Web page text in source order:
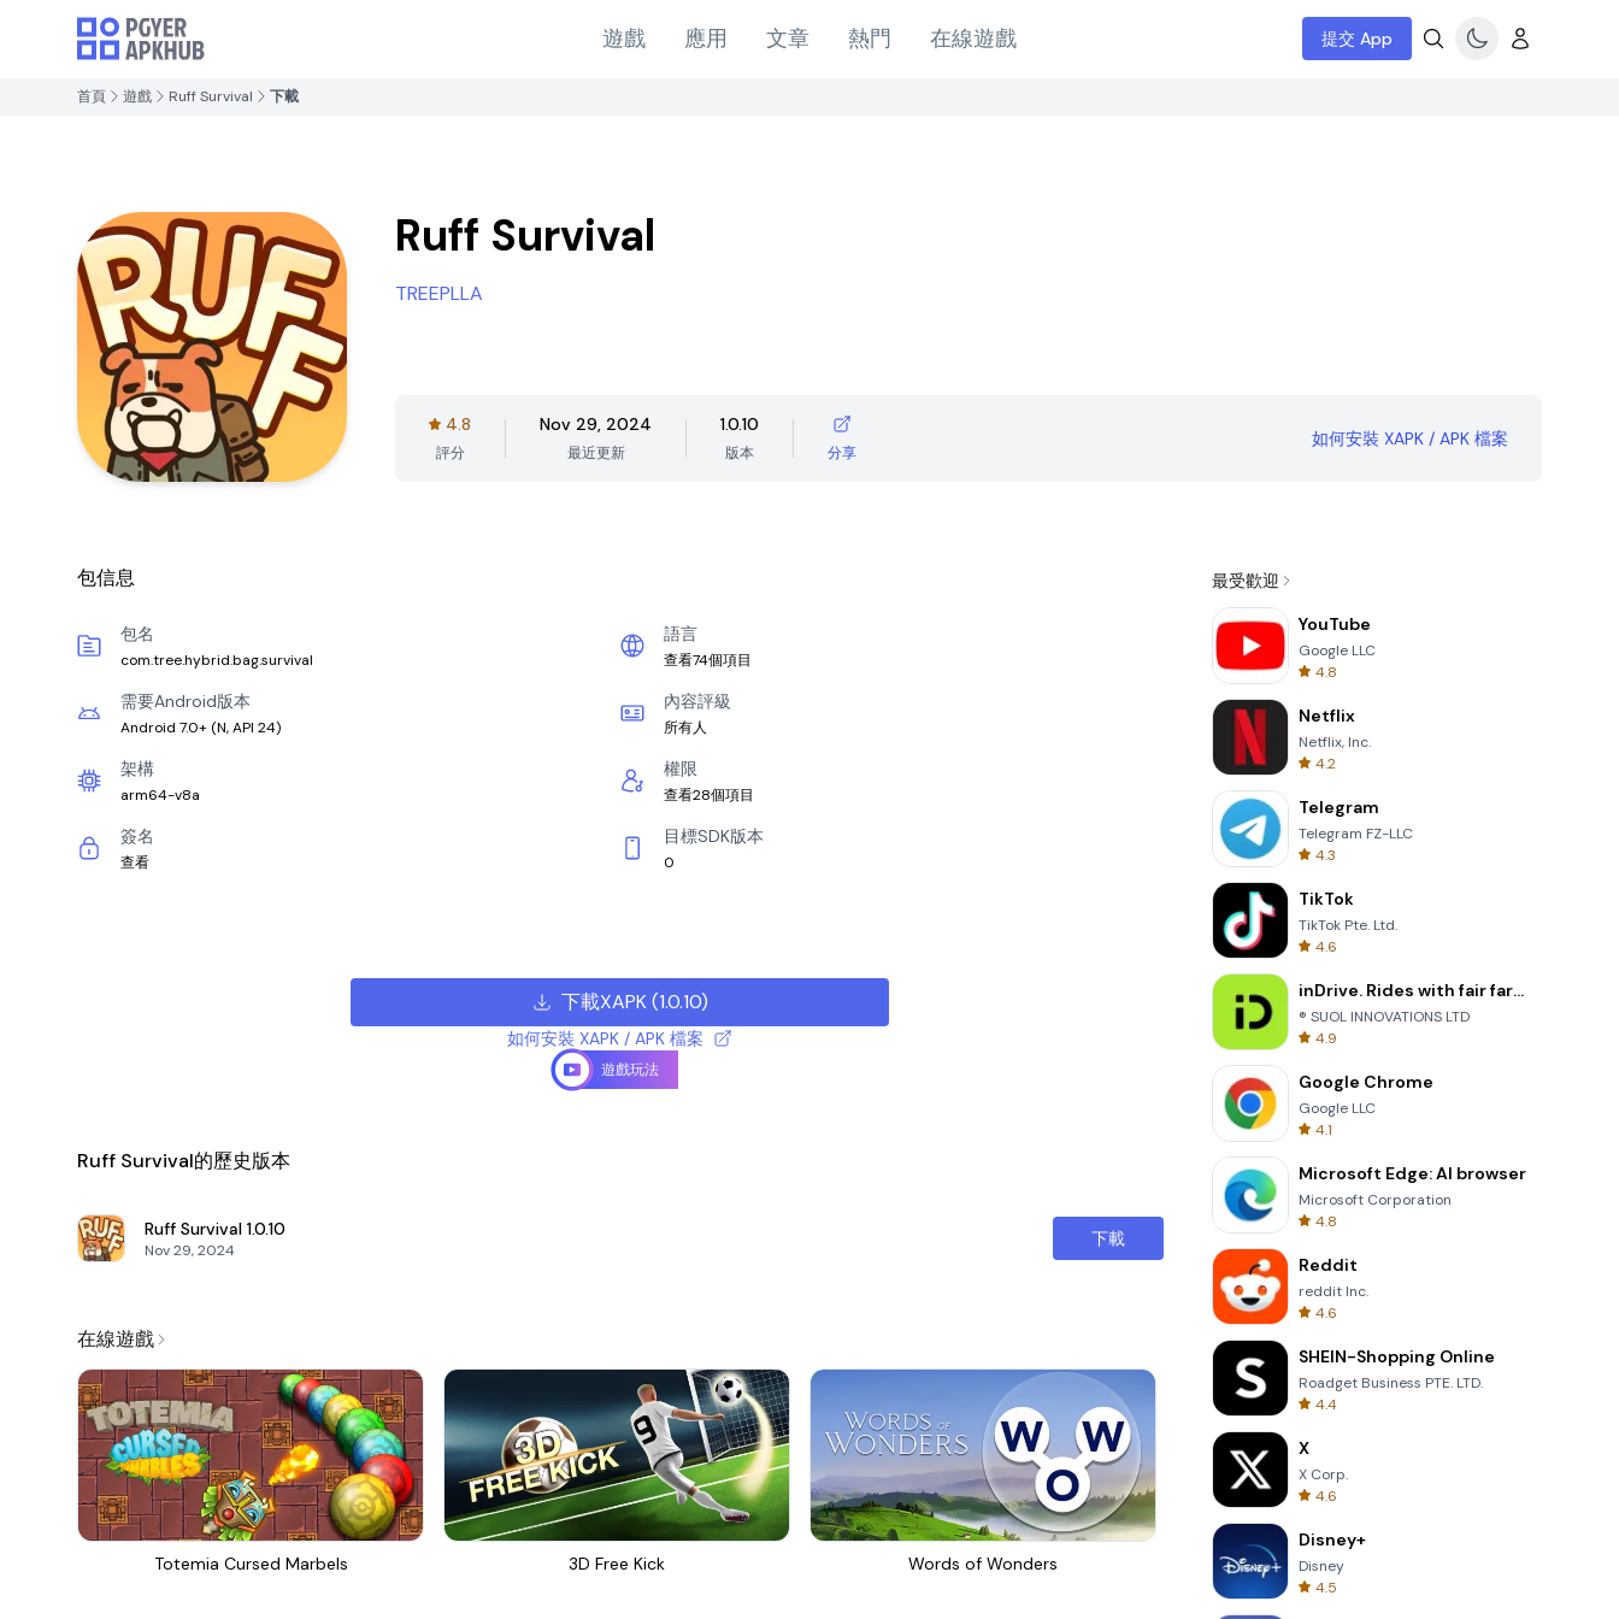
遊戲 應用 文章 熱門 在線遊戲 提交 App
首頁 遊戲 Ruff Survival 下載
Ruff Survival
TREEPLLA
4.8
評分
Nov 29, 2024
最近更新
1.0.10
版本 分享
如何安裝 XAPK / APK 檔案
包信息
包名
com.tree.hybrid.bag.survival
語言
查看74個項目
需要Android版本
Android 7.0+ (N, API 24)
內容評級
所有人
架構
arm64-v8a
權限
查看28個項目
簽名
查看
目標SDK版本
0
下載XAPK(1.0.10)
如何安裝 XAPK / APK 檔案
遊戲玩法
Ruff Survival的歷史版本
Ruff Survival 1.0.10
Nov 29, 2024
下載
在線遊戲
Totemia Cursed Marbels 3D Free Kick Words of Wonders Skip Card
最受歡迎
YouTube
Google LLC
4.8
Netflix
Netflix, Inc.
4.2
Telegram
Telegram FZ-LLC
4.3
TikTok
TikTok Pte. Ltd.
4.6
inDrive. Rides with fair fares
® SUOL INNOVATIONS LTD
4.9
Google Chrome
Google LLC
4.1
Microsoft Edge: AI browser
Microsoft Corporation
4.8
Reddit
reddit Inc.
4.6
SHEIN-Shopping Online
Roadget Business PTE. LTD.
4.4
X
X Corp.
4.6
Disney+
Disney
4.5